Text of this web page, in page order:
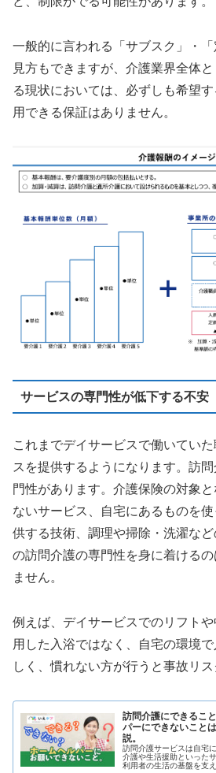
一般的に言われる「サブスク」・
見方もできますが、介護業界全体
る現状においては、必ずしも希望
用できる保証はありません。
サービスの専門性が低下する不安
これまでデイサービスで働いてい
スを提供するようになります。訪
門性があります。介護保険の対象
ないサービス、自宅にあるものを
供する技術、調理や掃除・洗濯な
の訪問介護の専門性を身に着ける
ません。
例えば、デイサービスでのリフト
用した入浴ではなく、自宅の環境
しく、慣れない方が行うと事故リス
訪問介護にできるこ
パーにできないこと
説。
訪問介護サービスは自宅
介護や生活援助といった
利用者の生活の基盤を支